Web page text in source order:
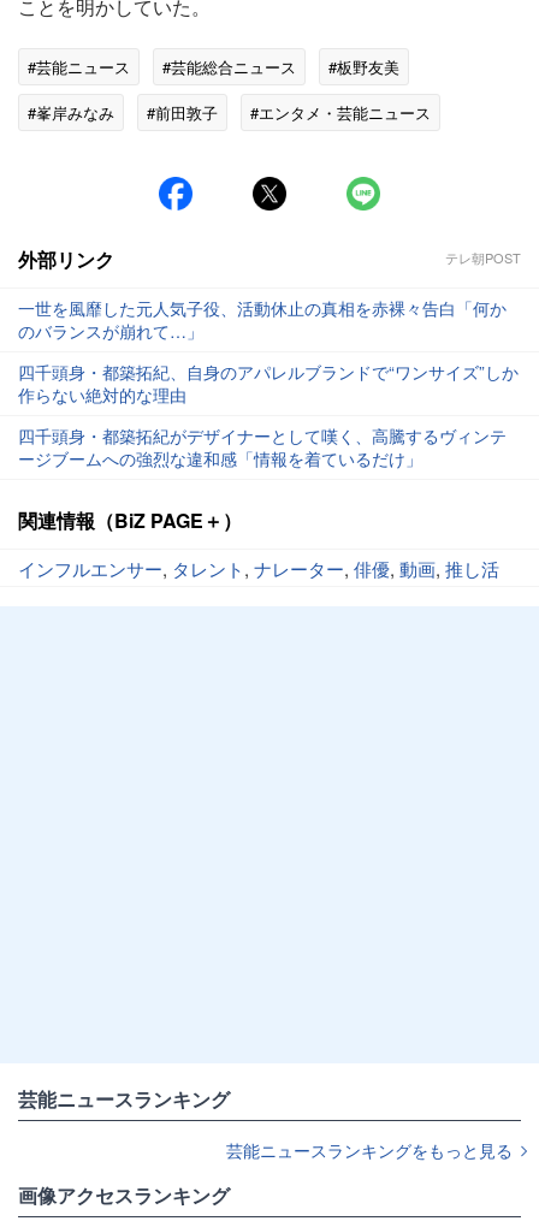
ことを明かしていた。
#芸能ニュース #芸能総合ニュース
#板野友美
#峯岸みなみ
#前田敦子 #エンタメ・芸能ニュース
外部リンク テレ朝POST
一世を風靡した元人気子役、活動休止の真相を赤裸々告白「何か
のバランスが崩れて…」
四千頭身・都築拓紀、自身のアパレルブランドで“ワンサイズ”しか
作らない絶対的な理由
四千頭身・都築拓紀がデザイナーとして嘆く、高騰するヴィンテ
ージブームへの強烈な違和感「情報を着ているだけ」
関連情報（BiZ PAGE＋）
インフルエンサー, タレント, ナレーター, 俳優, 動画, 推し活
芸能ニュースランキング
芸能ニュースランキングをもっと見る
画像アクセスランキング